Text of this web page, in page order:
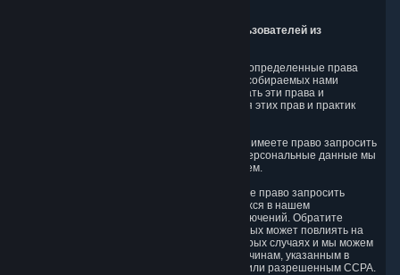
10. Дополнительная информация для пользователей из
CCPA предоставляет жителям Калифорнии определенные права
защиты конфиденциальности в отношении собираемых нами
Персональных данных. Мы стремимся уважать эти права и
соблюдать CCPA. Ниже приведены описания этих прав и практик
В соответствии с CCPA вы имеете право запросить
у нас раскрытие информации о том, какие Персональные данные мы
собираем, используем, раскрываем и продаем.
Вы также имеете право запросить
удаление Персональных данных, находящихся в нашем
распоряжении, с учетом определенных исключений. Обратите
внимание, что ваш запрос на удаление данных может повлиять на
использование вами службы Steam в некоторых случаях и мы можем
отказаться от удаления информации по причинам, указанным в
настоящей Политике конфиденциальности или разрешенным CCPA.